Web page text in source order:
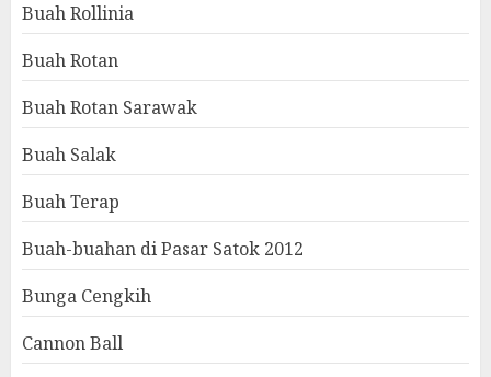
Buah Rollinia
Buah Rotan
Buah Rotan Sarawak
Buah Salak
Buah Terap
Buah-buahan di Pasar Satok 2012
Bunga Cengkih
Cannon Ball